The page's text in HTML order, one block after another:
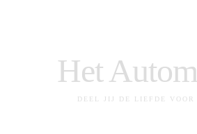
Het
DEEL JIJ DE LIEFDE VOOR